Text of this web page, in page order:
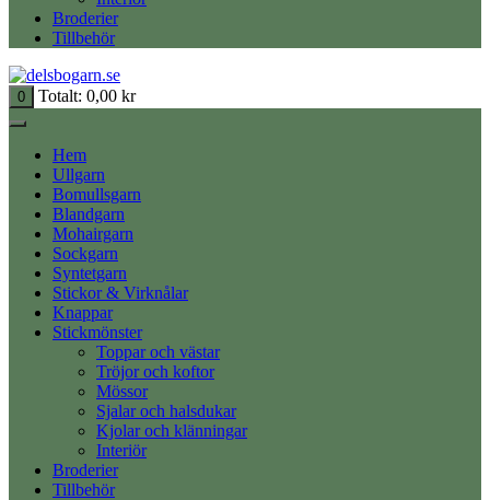
Broderier
Tillbehör
0 Totalt: 0,00 kr
Hem
Ullgarn
Bomullsgarn
Blandgarn
Mohairgarn
Sockgarn
Syntetgarn
Stickor & Virknålar
Knappar
Stickmönster
Toppar och västar
Tröjor och koftor
Mössor
Sjalar och halsdukar
Kjolar och klänningar
Interiör
Broderier
Tillbehör